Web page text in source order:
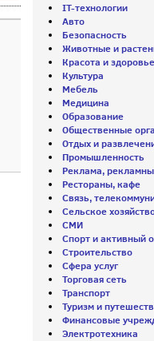
IT-технологии
Авто
Безопасность
Животные и
Красота и здоровье
Культура
Мебель
Медицина
Образование
Общественные
Отдых и
Промышленность
Реклама,
Рестораны, кафе
Связь,
Сельское
СМИ
Спорт и активный
Строительство
Сфера услуг
Торговая сеть
Транспорт
Туризм и
Финансовые
Электротехника